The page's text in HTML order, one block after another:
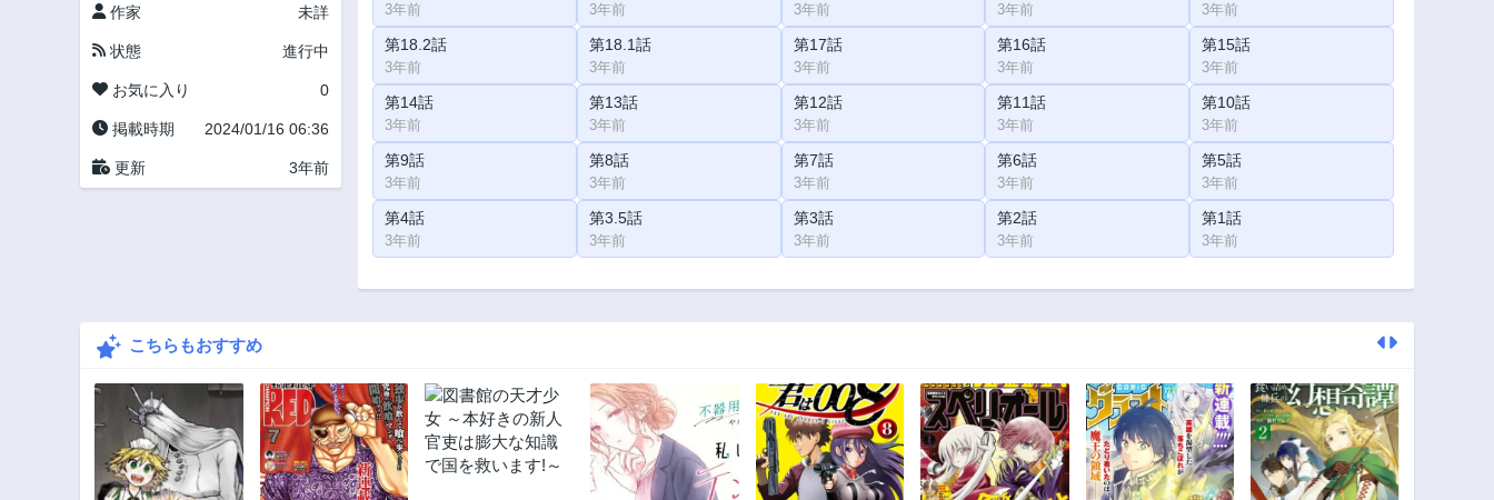
作家 未詳
状態 進行中
お気に入り 0
掲載時期 2024/01/16 06:36
更新 3年前
3年前 3年前 3年前 3年前 3年前
第18.2話
3年前
第18.1話
3年前
第17話
3年前
第16話
3年前
第15話
3年前
第14話
3年前
第13話
3年前
第12話
3年前
第11話
3年前
第10話
3年前
第9話
3年前
第8話
3年前
第7話
3年前
第6話
3年前
第5話
3年前
第4話
3年前
第3.5話
3年前
第3話
3年前
第2話
3年前
第1話
3年前
こちらもおすすめ